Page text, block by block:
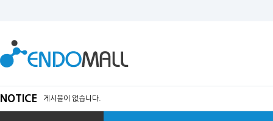
NOTICE 게시물이 없습니다.